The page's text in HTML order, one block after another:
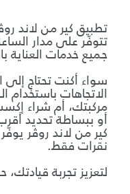
تطبيق كير من لاند
تتوفّر على مدار
جميع خدمات العناية
سواء أكنت تحتاج
مركبتك، أم شراء
أو ببساطة تحديد
كير من لاند روڤر
نقرات فقط.
لتعزيز تجربة